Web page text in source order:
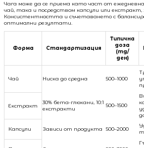
Чага може да се приема като част от
чай, така и посредством капсули или екстракт,
Консистентността и съчетаването с
оптимални резултати.
Форма Стандартизация
Типична
доза
(mg/
ден)
Чай Ниска до средна 500–1000
Екстракт
30% бета-глюкани, 10:1
екстракти
500–1500
Капсули Зависи от продукта 500–2000